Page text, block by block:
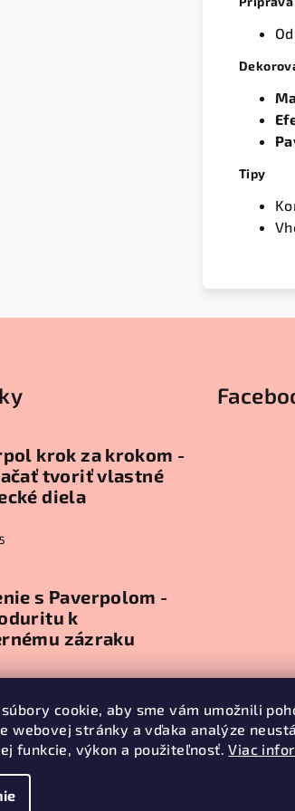
cookie, aby sme vám umožnili
webovej stránky a vďaka analýze
funkcie, výkon a použiteľnosť.Viac
Tipy
krok za krokom -
tvoriť vlastné
diela
s Paverpolom -
k
zázraku